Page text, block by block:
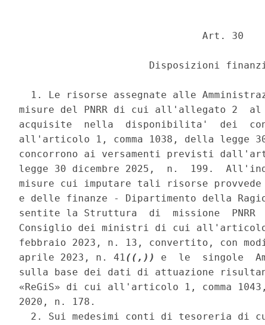
                               Art. 30
Disposizioni
1. Le risorse assegnate alle
misure del PNRR di cui all'allegato 2
acquisite  nella  disponibilita'  dei
all'articolo 1, comma 1038, della legge
concorrono ai versamenti previsti
legge 30 dicembre 2025,  n.  199.
misure cui imputare tali risorse
e delle finanze - Dipartimento della
sentite la Struttura  di  missione  PNRR
Consiglio dei ministri di cui
febbraio 2023, n. 13, convertito, con
aprile 2023, n. 41((,))
e  le  singole
sulla base dei dati di attuazione
«ReGiS» di cui all'articolo 1, comma
2020, n. 178.
2. Sui medesimi conti di tesoreria di